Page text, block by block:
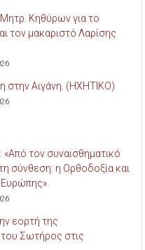
Κηθύρων για το
τον μακαριστό Λαρίσης
στην Αιγάνη. (ΗΧΗΤΙΚΟ)
τον συναισθηματικό
σύνθεση: η Ορθοδοξία και
Ευρώπης».
εορτή της
Σωτήρος στις